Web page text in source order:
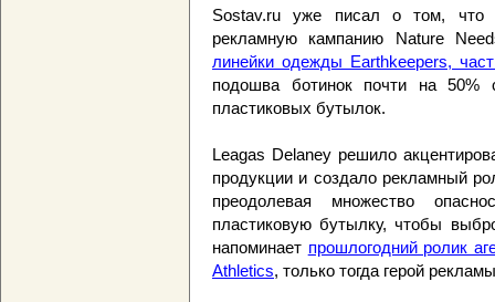
Sostav.ru уже писал о том, что
рекламную кампанию Nature
линейки одежды Earthkeepers,
подошва ботинок почти на 50%
пластиковых бутылок.
Leagas Delaney решило
продукции и создало рекламный
преодолевая множество
пластиковую бутылку, чтобы
напоминает прошлогодний ролик
Athletics, только тогда герой